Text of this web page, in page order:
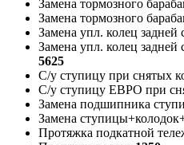
Замена тормозного
Замена тормозного
Замена упл. колец задней
Замена упл. колец
5625
С/у ступицу при снятых
С/у ступицу ЕВРО при
Замена подшипника
Замена
Протяжка подкатной